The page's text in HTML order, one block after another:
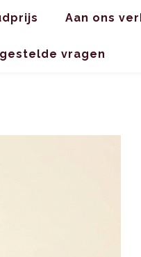
Aan ons
vragen